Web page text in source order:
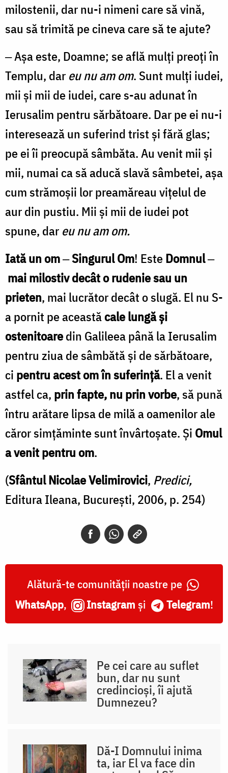
milostenii, dar nu-i nimeni care să vină,
sau să trimită pe cineva care să te ajute?
‒ Aşa este, Doamne; se află mulţi preoţi în
Templu, dar eu nu am om. Sunt mulţi iudei,
mii şi mii de iudei, care s-au adunat în
Ierusalim pentru sărbătoare. Dar pe ei nu-i
interesează un suferind trist şi fără glas;
pe ei îi preocupă sâmbăta. Au venit mii şi
mii, numai ca să aducă slavă sâmbetei, aşa
cum strămoşii lor preamăreau viţelul de
aur din pustiu. Mii şi mii de iudei pot
spune, dar eu nu am om.
Iată un om‒Singurul Om! EsteDomnul‒
mai milostiv decât o rudenie sau un
prieten, mai lucrător decât o slugă. El nu S-
a pornit pe aceastăcale lungă şi
ostenitoaredin Galileea până la Ierusalim
pentru ziua de sâmbătă şi de sărbătoare,
ci pentru acest om în suferinţă. El a venit
astfel ca, prin fapte, nu prin vorbe, să pună
întru arătare lipsa de milă a oamenilor ale
căror simţăminte sunt învârtoşate. Şi Omul
a venit pentru om.
(Sfântul Nicolae Velimirovici, Predici,
Editura Ileana, București, 2006, p. 254)
Alătură-te comunității noastre pe
WhatsApp, Instagram și Telegram!
Pe cei care au suflet
bun, dar nu sunt
credincioși, îi ajută
Dumnezeu?
Dă-I Domnului inima
ta, iar El va face din